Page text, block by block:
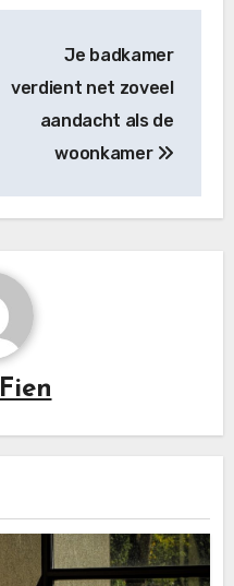
Je badkamer
verdient net zoveel
aandacht als de
woonkamer
Fien